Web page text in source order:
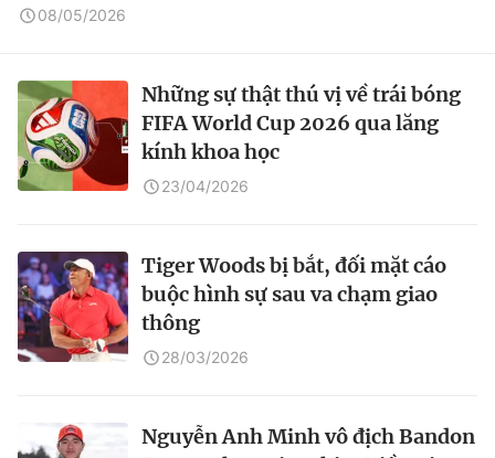
08/05/2026
Những sự thật thú vị về trái bóng
FIFA World Cup 2026 qua lăng
kính khoa học
23/04/2026
Tiger Woods bị bắt, đối mặt cáo
buộc hình sự sau va chạm giao
thông
28/03/2026
Nguyễn Anh Minh vô địch Bandon